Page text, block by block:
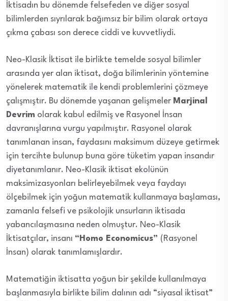
İktisadın bu dönemde felsefeden ve diğer sosyal
bilimlerden sıyrılarak bağımsız bir bilim olarak ortaya
çıkma çabası son derece ciddi ve kuvvetliydi.
Neo-Klasik İktisat ile birlikte temelde sosyal bilimler
arasında yer alan iktisat, doğa bilimlerinin yöntemine
yönelerek matematik ile kendi problemlerini çözmeye
çalışmıştır. Bu dönemde yaşanan gelişmeler Marjinal
Devrim olarak kabul edilmiş ve Rasyonel İnsan
davranışlarına vurgu yapılmıştır. Rasyonel olarak
tanımlanan insan, faydasını maksimum düzeye getirmek
için tercihte bulunup buna göre tüketim yapan insandır
diyetanımlanır. Neo-Klasik iktisat ekolünün
maksimizasyonları belirleyebilmek veya faydayı
ölçebilmek için yoğun matematik kullanmaya başlaması,
zamanla felsefi ve psikolojik unsurların iktisada
yabancılaşmasına neden olmuştur. Neo-Klasik
İktisatçılar, insanı “Homo Economicus” (Rasyonel
İnsan) olarak tanımlamışlardır.
Matematiğin iktisatta yoğun bir şekilde kullanılmaya
başlanmasıyla birlikte bilim dalının adı “siyasal iktisat”